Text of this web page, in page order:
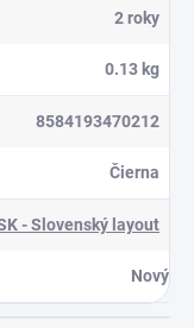
2 roky
0.13 kg
8584193470212
Čierna
- Slovenský layout
Nový